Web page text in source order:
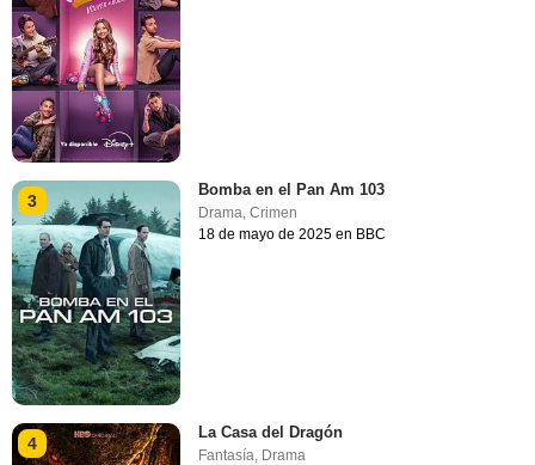
3
Bomba en el Pan Am 103
Drama ,Crimen
18 de mayo de 2025 en BBC
4
La Casa del Dragón
Fantasía, Drama